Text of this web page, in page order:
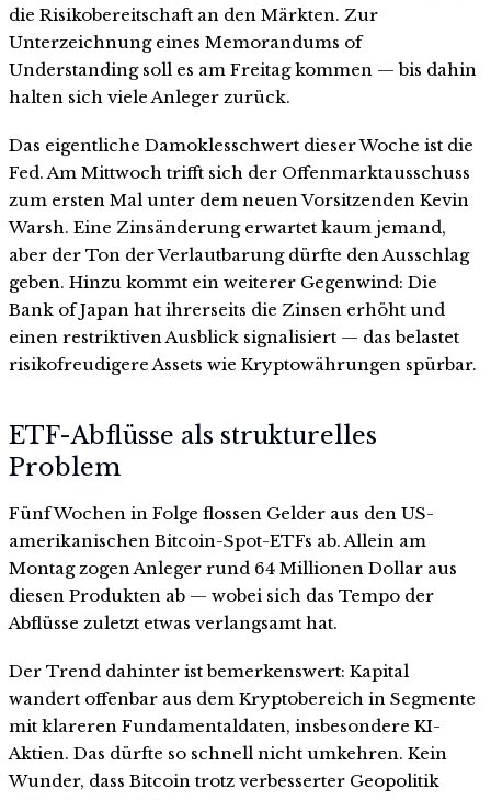
die Risikobereitschaft an den Märkten. Zur
Unterzeichnung eines Memorandums of
Understanding soll es am Freitag kommen — bis dahin
halten sich viele Anleger zurück.
Das eigentliche Damoklesschwert dieser Woche ist die
Fed. Am Mittwoch trifft sich der Offenmarktausschuss
zum ersten Mal unter dem neuen Vorsitzenden Kevin
Warsh. Eine Zinsänderung erwartet kaum jemand,
aber der Ton der Verlautbarung dürfte den Ausschlag
geben. Hinzu kommt ein weiterer Gegenwind: Die
Bank of Japan hat ihrerseits die Zinsen erhöht und
einen restriktiven Ausblick signalisiert — das belastet
risikofreudigere Assets wie Kryptowährungen spürbar.
ETF-Abflüsse als strukturelles
Problem
Fünf Wochen in Folge flossen Gelder aus den US-
amerikanischen Bitcoin-Spot-ETFs ab. Allein am
Montag zogen Anleger rund 64 Millionen Dollar aus
diesen Produkten ab — wobei sich das Tempo der
Abflüsse zuletzt etwas verlangsamt hat.
Der Trend dahinter ist bemerkenswert: Kapital
wandert offenbar aus dem Kryptobereich in Segmente
mit klareren Fundamentaldaten, insbesondere KI-
Aktien. Das dürfte so schnell nicht umkehren. Kein
Wunder, dass Bitcoin trotz verbesserter Geopolitik